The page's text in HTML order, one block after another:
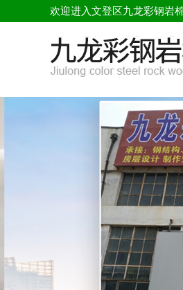
欢迎进入文登区九龙彩钢岩